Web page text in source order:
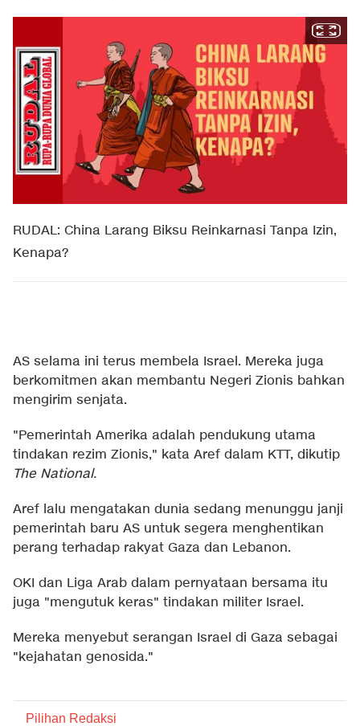
RUDAL: China Larang Biksu Reinkarnasi Tanpa Izin,
Kenapa?
AS selama ini terus membela Israel. Mereka juga
berkomitmen akan membantu Negeri Zionis bahkan
mengirim senjata.
"Pemerintah Amerika adalah pendukung utama
tindakan rezim Zionis," kata Aref dalam KTT, dikutip
The National.
Aref lalu mengatakan dunia sedang menunggu janji
pemerintah baru AS untuk segera menghentikan
perang terhadap rakyat Gaza dan Lebanon.
OKI dan Liga Arab dalam pernyataan bersama itu
juga "mengutuk keras" tindakan militer Israel.
Mereka menyebut serangan Israel di Gaza sebagai
"kejahatan genosida."
Pilihan Redaksi